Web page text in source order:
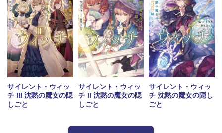
サイレント・ウィッ
チ III 沈黙の魔女の隠
しごと
サイレント・ウィッ
チ II 沈黙の魔女の隠
しごと
サイレント・ウィッ
チ 沈黙の魔女の隠し
ごと